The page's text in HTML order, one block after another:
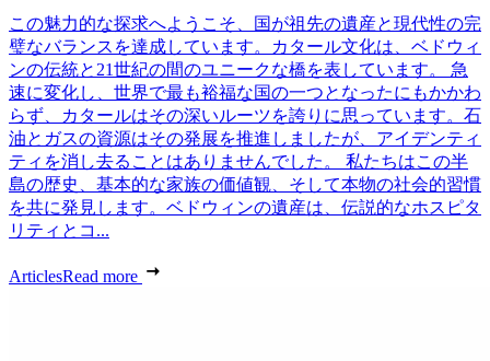
この魅力的な探求へようこそ、国が祖先の遺産と現代性の完
璧なバランスを達成しています。カタール文化は、ベドウィ
ンの伝統と21世紀の間のユニークな橋を表しています。 急
速に変化し、世界で最も裕福な国の一つとなったにもかかわ
らず、カタールはその深いルーツを誇りに思っています。石
油とガスの資源はその発展を推進しましたが、アイデンティ
ティを消し去ることはありませんでした。 私たちはこの半
島の歴史、基本的な家族の価値観、そして本物の社会的習慣
を共に発見します。ベドウィンの遺産は、伝説的なホスピタ
リティとコ...
ArticlesRead more